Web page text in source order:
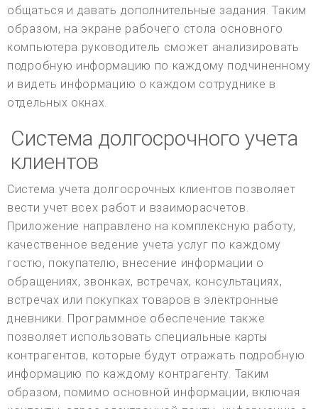
общаться и давать дополнительные задания. Таким
образом, на экране рабочего стола основного
компьютера руководитель сможет анализировать
подробную информацию по каждому подчиненному
и видеть информацию о каждом сотруднике в
отдельных окнах.
Система долгосрочного учета
клиентов
Система учета долгосрочных клиентов позволяет
вести учет всех работ и взаиморасчетов.
Приложение направлено на комплексную работу,
качественное ведение учета услуг по каждому
гостю, покупателю, внесение информации о
обращениях, звонках, встречах, консультациях,
встречах или покупках товаров в электронные
дневники. Программное обеспечение также
позволяет использовать специальные карты
контрагентов, которые будут отражать подробную
информацию по каждому контрагенту. Таким
образом, помимо основной информации, включая